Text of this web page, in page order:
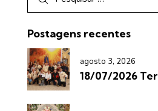
Postagens recentes
agosto 3, 2026
18/07/2026